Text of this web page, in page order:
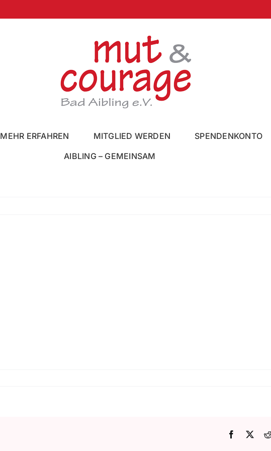
MEHR ERFAHREN MITGLIED WERDEN SPENDENKONTO
AIBLING – GEMEINSAM
Facebook
X